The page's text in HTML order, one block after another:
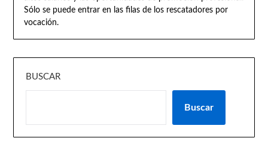
Sólo se puede entrar en las filas de los rescatadores por
vocación.
BUSCAR
Buscar